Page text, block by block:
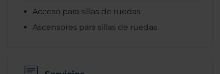
Acceso para sillas de ruedas
Ascensores para sillas de ruedas